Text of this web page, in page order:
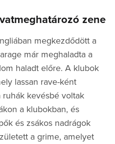
zene
megkezdődött a
már meghaladta a
haladt előre. A klubok
lassan rave-ként
kevésbé voltak
a klubokban, és
és zsákos nadrágok
a grime, amelyet